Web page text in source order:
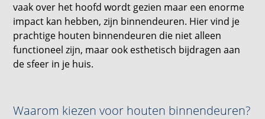
vaak over het hoofd wordt gezien maar een enorme
impact kan hebben, zijn binnendeuren. Hier vind je
prachtige houten binnendeuren die niet alleen
functioneel zijn, maar ook esthetisch bijdragen aan
de sfeer in je huis.
Waarom kiezen voor houten binnendeuren?